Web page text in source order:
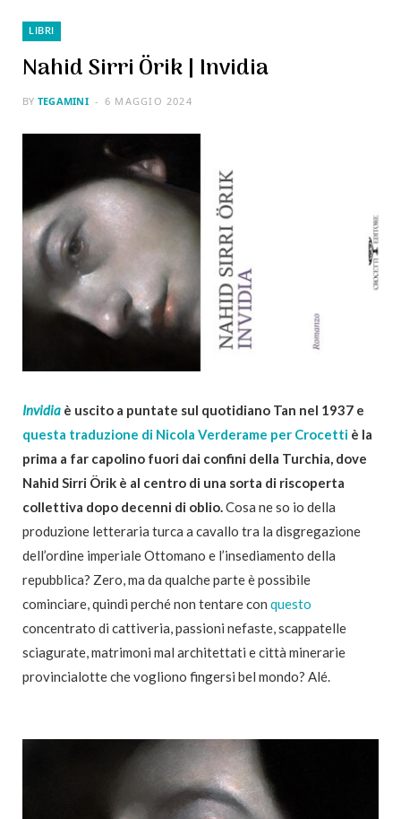
LIBRI
Nahid Sirri Örik | Invidia
BY TEGAMINI 6 MAGGIO 2024
Invidia è uscito a puntate sul quotidiano Tan nel 1937 e
questa traduzione di Nicola Verderame per Crocetti è la
prima a far capolino fuori dai confini della Turchia, dove
Nahid Sirri Örik è al centro di una sorta di riscoperta
collettiva dopo decenni di oblio.Cosa ne so io della
produzione letteraria turca a cavallo tra la disgregazione
dell’ordine imperiale Ottomano e l’insediamento della
repubblica? Zero, ma da qualche parte è possibile
cominciare, quindi perché non tentare con questo
concentrato di cattiveria, passioni nefaste, scappatelle
sciagurate, matrimoni mal architettati e città minerarie
provincialotte che vogliono fingersi bel mondo? Alé.